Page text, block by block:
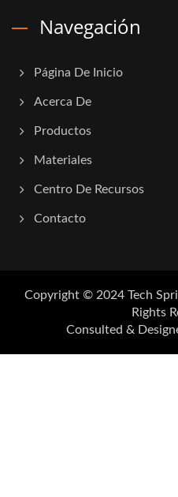
Navegación
Página De Inicio
Acerca De
Productos
Materiales
Centro De Recursos
Contacto
Copyright © 2024 Tech
Rights
Consulted &